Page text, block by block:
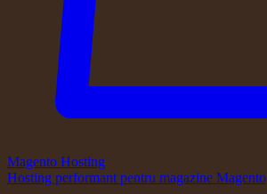
Magento Hosting
Hosting performant pentru magazine Magento